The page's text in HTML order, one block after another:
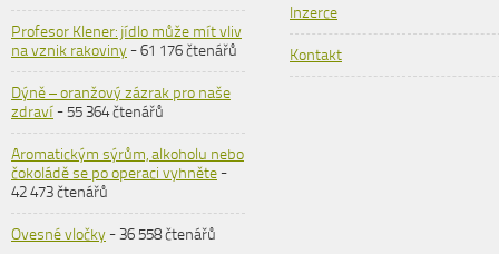
Profesor Klener: jídlo může mít vliv
na vznik rakoviny- 61 176 čtenářů
Dýně – oranžový zázrak pro naše
zdraví- 55 364 čtenářů
Aromatickým sýrům, alkoholu nebo
čokoládě se po operaci vyhněte-
42 473 čtenářů
Ovesné vločky- 36 558 čtenářů
Inzerce
Kontakt